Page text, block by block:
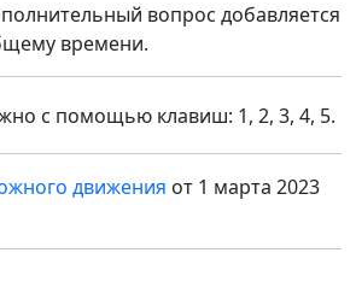
вопрос добавляется
времени.
с помощью клавиш: 1, 2, 3, 4, 5.
движения от 1 марта 2023